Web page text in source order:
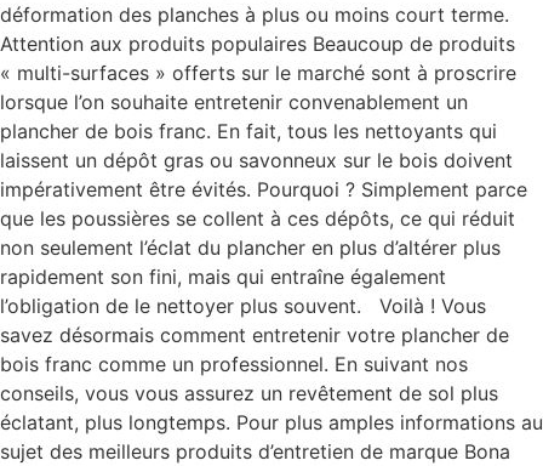
déformation des planches à plus ou moins court terme.
Attention aux produits populaires Beaucoup de produits
« multi-surfaces » offerts sur le marché sont à proscrire
lorsque l’on souhaite entretenir convenablement un
plancher de bois franc. En fait, tous les nettoyants qui
laissent un dépôt gras ou savonneux sur le bois doivent
impérativement être évités. Pourquoi ? Simplement parce
que les poussières se collent à ces dépôts, ce qui réduit
non seulement l’éclat du plancher en plus d’altérer plus
rapidement son fini, mais qui entraîne également
l’obligation de le nettoyer plus souvent. Voilà ! Vous
savez désormais comment entretenir votre plancher de
bois franc comme un professionnel. En suivant nos
conseils, vous vous assurez un revêtement de sol plus
éclatant, plus longtemps. Pour plus amples informations au
sujet des meilleurs produits d’entretien de marque Bona